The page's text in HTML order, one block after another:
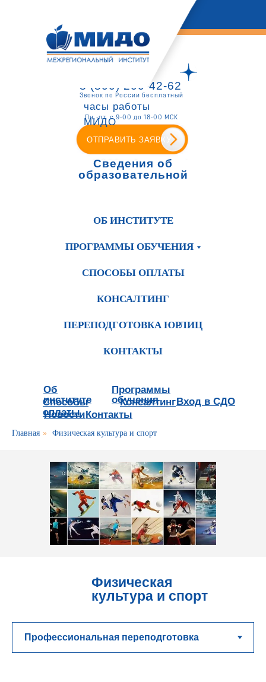
8 (800) 200-42-62
Звонок по России бесплатный
ОТПРАВИТЬ ЗАЯВКУ
часы работы
МИДО
Пн.-пт. с 9-00 до 18-00 МСК
Сведения об
образовательной
ОБ ИНСТИТУТЕ
ПРОГРАММЫ ОБУЧЕНИЯ
СПОСОБЫ ОПЛАТЫ
КОНСАЛТИНГ
ПЕРЕПОДГОТОВКА ЮРЛИЦ
КОНТАКТЫ
Об
институте
Программы
обучения
Способы
оплаты
Консалтинг
Новости
Вход в СДО
Контакты
Главная » Физическая культура и спорт
Физическая
культура и спорт